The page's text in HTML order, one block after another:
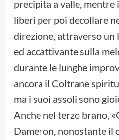
precipita a valle, mentre
liberi per poi decollare
direzione, attraverso un
ed accattivante sulla
durante le lunghe
ancora il Coltrane
ma i suoi assoli sono
Anche nel terzo brano,
Dameron, nonostante il